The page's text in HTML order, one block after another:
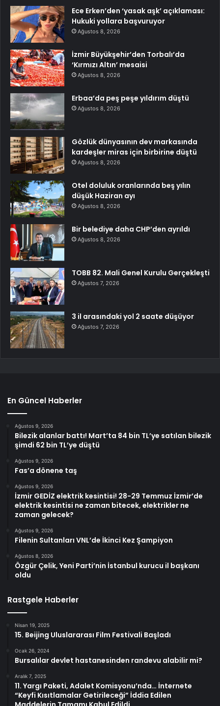
Ece Erken’den ‘yasak aşk’ açıklaması:
Hukuki yollara başvuruyor
Ağustos 8, 2026
İzmir Büyükşehir’den Torbalı’da
‘Kırmızı Altın’ mesaisi
Ağustos 8, 2026
Erbaa’da peş peşe yıldırım düştü
Ağustos 8, 2026
Gözlük dünyasının dev markasında
kardeşler miras için birbirine düştü
Ağustos 8, 2026
Otel doluluk oranlarında beş yılın
düşük Haziran ayı
Ağustos 8, 2026
Bir belediye daha CHP’den ayrıldı
Ağustos 8, 2026
TOBB 82. Mali Genel Kurulu Gerçekleşti
Ağustos 7, 2026
3 il arasındaki yol 2 saate düşüyor
Ağustos 7, 2026
En Güncel Haberler
Ağustos 9, 2026
Bilezik alanlar battı! Mart’ta 84 bin TL’ye satılan bilezik
şimdi 62 bin TL’ye düştü
Ağustos 9, 2026
Fas’a dönene taş
Ağustos 9, 2026
İzmir GEDİZ elektrik kesintisi! 28-29 Temmuz İzmir’de
elektrik kesintisi ne zaman bitecek, elektrikler ne
zaman gelecek?
Ağustos 9, 2026
Filenin Sultanları VNL’de İkinci Kez Şampiyon
Ağustos 8, 2026
Özgür Çelik, Yeni Parti’nin İstanbul kurucu il başkanı
oldu
Rastgele Haberler
Nisan 19, 2025
15. Beijing Uluslararası Film Festivali Başladı
Ocak 26, 2024
Bursalılar devlet hastanesinden randevu alabilir mi?
Aralık 7, 2025
11. Yargı Paketi, Adalet Komisyonu’nda… İnternete
“Keyfi Kısıtlamalar Getirileceği” İddia Edilen